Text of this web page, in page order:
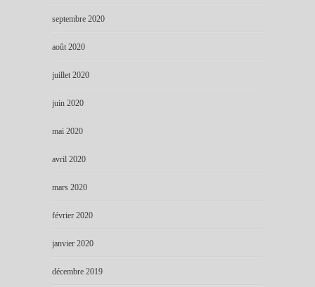
septembre 2020
août 2020
juillet 2020
juin 2020
mai 2020
avril 2020
mars 2020
février 2020
janvier 2020
décembre 2019